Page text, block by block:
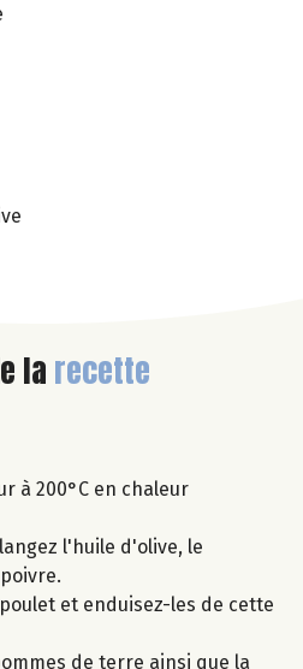
larecette
à 200°C en chaleur
l'huile d'olive, le
et enduisez-les de cette
de terre ainsi que la